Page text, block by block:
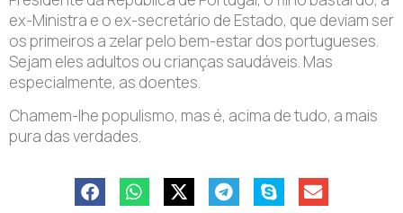
ex-Ministra e o ex-secretário de Estado, que deviam ser
os primeiros a zelar pelo bem-estar dos portugueses.
Sejam eles adultos ou crianças saudáveis. Mas
especialmente, as doentes.
Chamem-lhe populismo, mas é, acima de tudo, a mais
pura das verdades.